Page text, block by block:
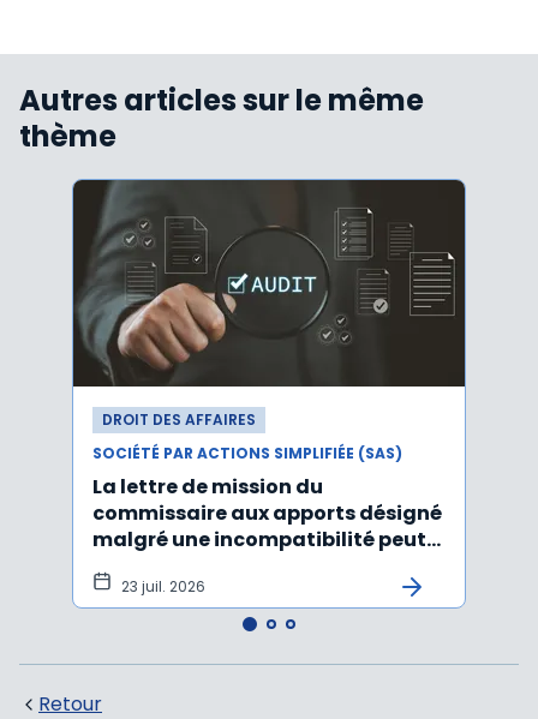
Autres articles sur le même
thème
DROIT DES AFFAIRES
SOCIÉTÉ PAR ACTIONS SIMPLIFIÉE (SAS)
La lettre de mission du
commissaire aux apports désigné
malgré une incompatibilité peut
être annulée
23 juil. 2026
Retour